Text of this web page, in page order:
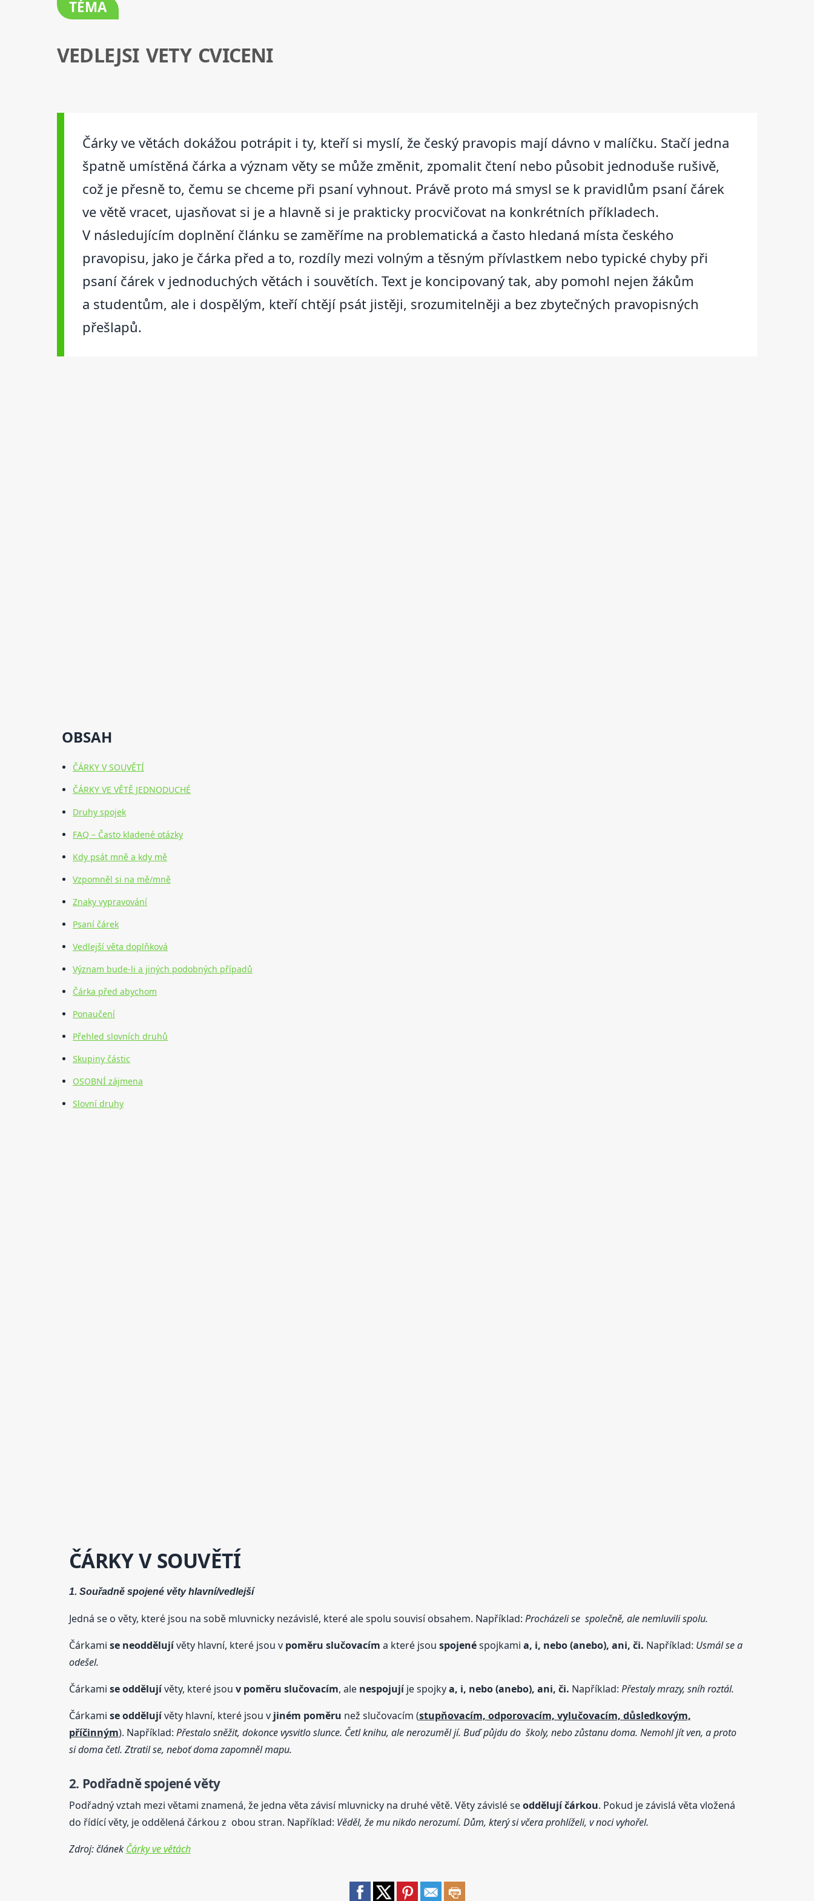
TÉMA
VEDLEJSI VETY CVICENI
Čárky ve větách dokážou potrápit i ty, kteří si myslí, že český pravopis mají dávno v malíčku. Stačí jedna
špatně umístěná čárka a význam věty se může změnit, zpomalit čtení nebo působit jednoduše rušivě,
což je přesně to, čemu se chceme při psaní vyhnout. Právě proto má smysl se k pravidlům psaní čárek
ve větě vracet, ujasňovat si je a hlavně si je prakticky procvičovat na konkrétních příkladech.
V následujícím doplnění článku se zaměříme na problematická a často hledaná místa českého
pravopisu, jako je čárka před a to, rozdíly mezi volným a těsným přívlastkem nebo typické chyby při
psaní čárek v jednoduchých větách i souvětích. Text je koncipovaný tak, aby pomohl nejen žákům
a studentům, ale i dospělým, kteří chtějí psát jistěji, srozumitelněji a bez zbytečných pravopisných
přešlapů.
OBSAH
ČÁRKY V SOUVĚTÍ
ČÁRKY VE VĚTĚ JEDNODUCHÉ
Druhy spojek
FAQ – Často kladené otázky
Kdy psát mně a kdy mě
Vzpomněl si na mě/mně
Znaky vypravování
Psaní čárek
Vedlejší věta doplňková
Význam bude-li a jiných podobných případů
Čárka před abychom
Ponaučení
Přehled slovních druhů
Skupiny částic
OSOBNÍ zájmena
Slovní druhy
ČÁRKY V SOUVĚTÍ
1. Souřadně spojené věty hlavní/vedlejší
Jedná se o věty, které jsou na sobě mluvnicky nezávislé, které ale spolu souvisí obsahem. Například: Procházeli se společně, ale nemluvili spolu.
Čárkami se neoddělujívěty hlavní, které jsou v poměru slučovacím a které jsou spojenéspojkami a, i, nebo (anebo), ani, či. Například: Usmál se a
odešel.
Čárkami se oddělujívěty, které jsou v poměru slučovacím, ale nespojujíje spojkya, i, nebo (anebo), ani, či. Například: Přestaly mrazy, sníh roztál.
Čárkami se oddělujívěty hlavní, které jsou vjiném poměru než slučovacím (stupňovacím, odporovacím, vylučovacím, důsledkovým,
příčinným). Například: Přestalo sněžit, dokonce vysvitlo slunce. Četl knihu, ale nerozuměl jí. Buď půjdu do školy, nebo zůstanu doma. Nemohl jít ven, a proto
si doma četl. Ztratil se, neboť doma zapomněl mapu.
2. Podřadně spojené věty
Podřadný vztah mezi větami znamená, že jedna věta závisí mluvnicky na druhé větě. Věty závislé seoddělují čárkou. Pokud je závislá věta vložená
do řídící věty, je oddělená čárkou z obou stran. Například: Věděl, že mu nikdo nerozumí. Dům, který si včera prohlíželi, v noci vyhořel.
Zdroj: článek Čárky ve větách